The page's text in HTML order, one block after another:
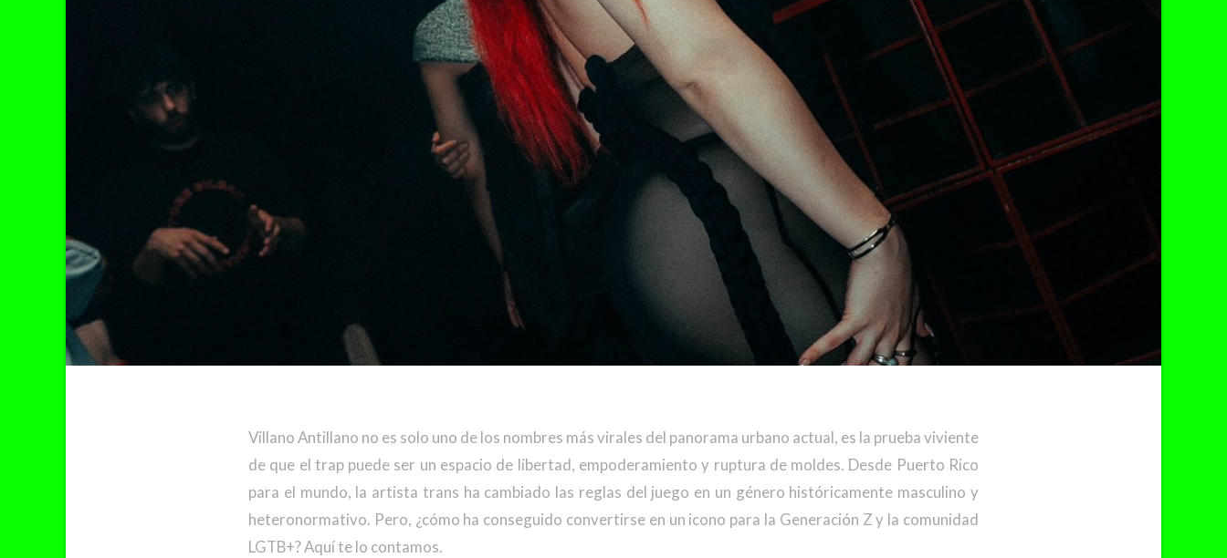
Villano Antillano no es solo uno de los nombres más virales del panorama urbano actual, es la prueba viviente
de que el trap puede ser un espacio de libertad, empoderamiento y ruptura de moldes. Desde Puerto Rico
para el mundo, la artista trans ha cambiado las reglas del juego en un género históricamente masculino y
heteronormativo. Pero, ¿cómo ha conseguido convertirse en un icono para la Generación Z y la comunidad
LGTB+? Aquí te lo contamos.